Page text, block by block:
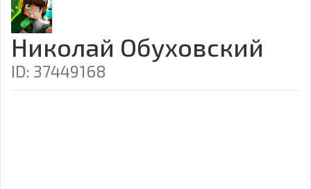
Николай Обуховский
ID: 37449168